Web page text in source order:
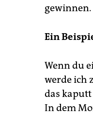
gewinnen.
Ein
Wenn du
werde ich
das
In dem